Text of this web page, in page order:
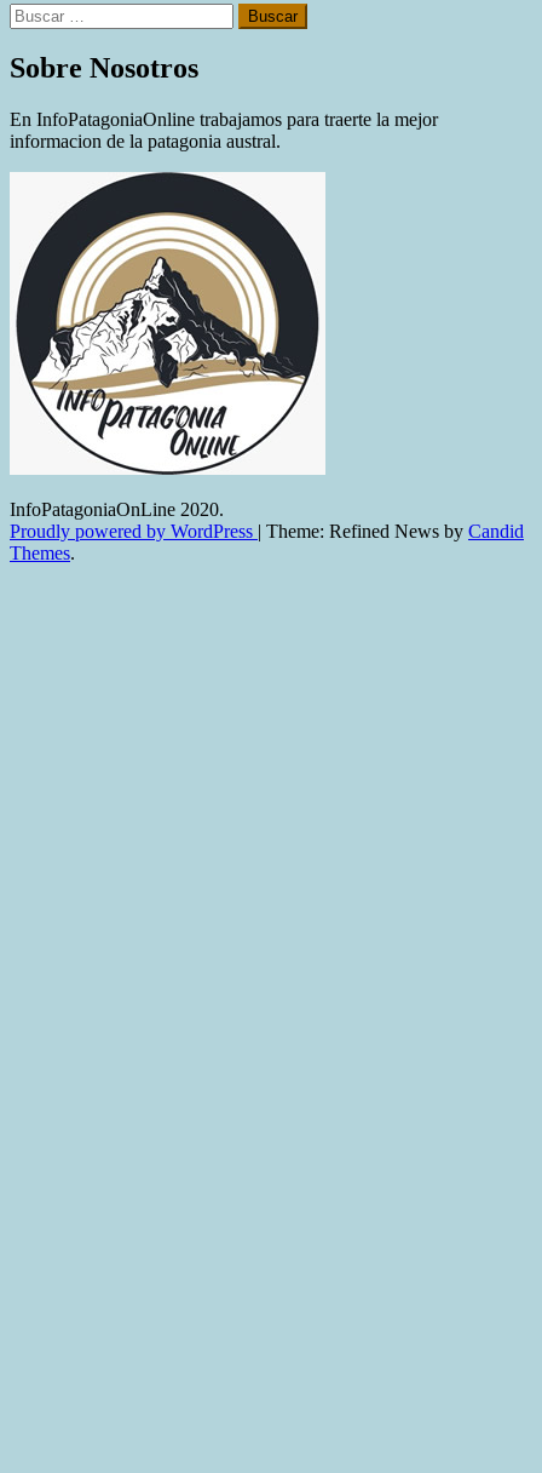
Buscar:
Sobre Nosotros
En InfoPatagoniaOnline trabajamos para traerte la mejor
informacion de la patagonia austral.
InfoPatagoniaOnLine 2020.
Proudly powered by WordPress | Theme: Refined News by Candid
Themes.